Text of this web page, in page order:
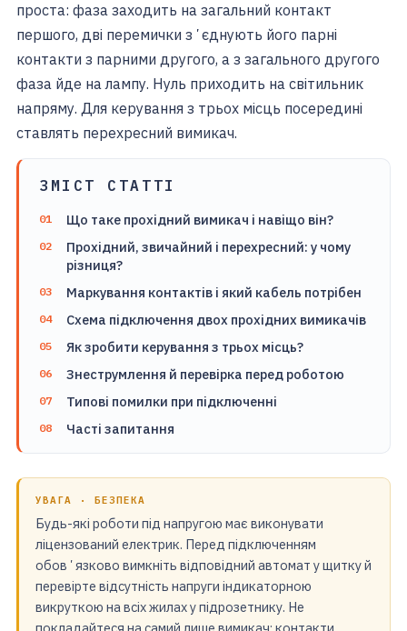
проста: фаза заходить на загальний контакт
першого, дві перемички зʼєднують його парні
контакти з парними другого, а з загального другого
фаза йде на лампу. Нуль приходить на світильник
напряму. Для керування з трьох місць посередині
ставлять перехресний вимикач.
ЗМІСТ СТАТТІ
Що таке прохідний вимикач і навіщо він?
Прохідний, звичайний і перехресний: у чому
різниця?
Маркування контактів і який кабель потрібен
Схема підключення двох прохідних вимикачів
Як зробити керування з трьох місць?
Знеструмлення й перевірка перед роботою
Типові помилки при підключенні
Часті запитання
УВАГА · БЕЗПЕКА
Будь-які роботи під напругою має виконувати
ліцензований електрик. Перед підключенням
обовʼязково вимкніть відповідний автомат у щитку й
перевірте відсутність напруги індикаторною
викруткою на всіх жилах у підрозетнику. Не